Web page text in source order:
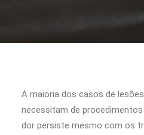
A maioria dos casos de
necessitam de
dor persiste mesmo com os